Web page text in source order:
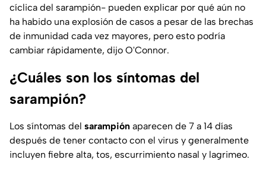
cíclica del sarampión- pueden explicar por qué aún no
ha habido una explosión de casos a pesar de las brechas
de inmunidad cada vez mayores, pero esto podría
cambiar rápidamente, dijo O'Connor.
¿Cuáles son los síntomas del
sarampión?
Los síntomas del sarampión aparecen de 7 a 14 días
después de tener contacto con el virus y generalmente
incluyen fiebre alta, tos, escurrimiento nasal y lagrimeo.